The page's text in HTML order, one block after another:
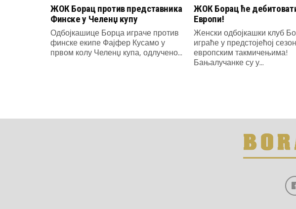
ЖОК Борац против представника
Финске у Челенџ купу
Одбојкашице Борца играче против
финске екипе Фајфер Кусамо у
првом колу Челенџ купа, одлучено...
ЖОК Борац ће
Европи!
Женски одбојкашки клуб
играће у предстојећој
европским такмичењима!
Бањалучанке су у...